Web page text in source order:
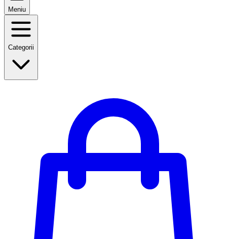
Meniu
Categorii